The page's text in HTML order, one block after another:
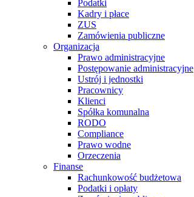
Podatki
Kadry i płace
ZUS
Zamówienia publiczne
Organizacja
Prawo administracyjne
Postępowanie administracyjne
Ustrój i jednostki
Pracownicy
Klienci
Spółka komunalna
RODO
Compliance
Prawo wodne
Orzeczenia
Finanse
Rachunkowość budżetowa
Podatki i opłaty